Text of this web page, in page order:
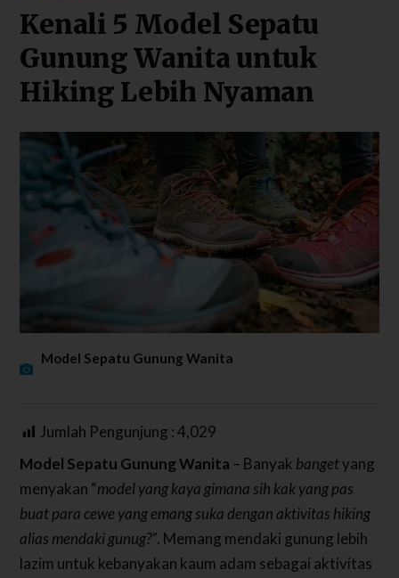
Kenali 5 Model Sepatu
Gunung Wanita untuk
Hiking Lebih Nyaman
Model Sepatu Gunung Wanita
Jumlah Pengunjung :4,029
Model Sepatu Gunung Wanita – Banyak bangetyang
menyakan “model yang kaya gimana sih kak yang pas
buat para cewe yang emang suka dengan aktivitas hiking
alias mendaki gunug?”. Memang mendaki gunung lebih
lazim untuk kebanyakan kaum adam sebagai aktivitas